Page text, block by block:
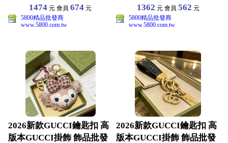
1474 元 會員674 元
5800精品批發商
www.5800.com.tw
1362 元 會員 562 元
5800精品批發商
www.5800.com.tw
2026新款GUCCI鑰匙扣 高
版本GUCCI掛飾 飾品批發
2026新款GUCCI鑰匙扣 高
版本GUCCI掛飾 飾品批發